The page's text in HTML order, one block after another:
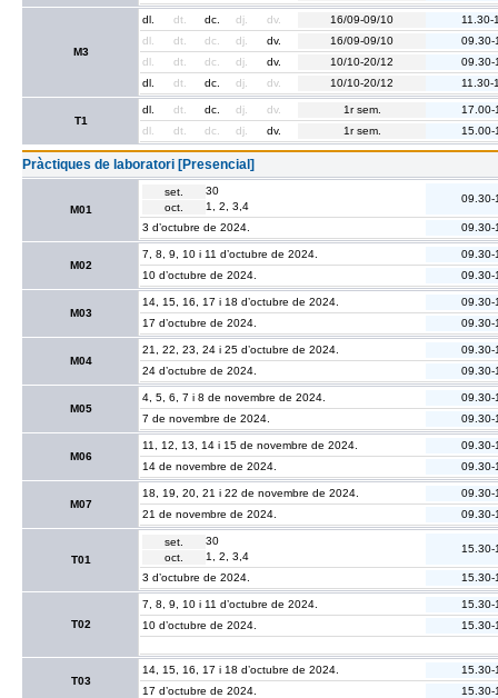
M3
dl. dt. dc. dj. dv. 16/09-09/10
11.30-
dl.
dt. dc. dj. dv. 16/09-09/10
09.30-
dl.
dt. dc. dj. dv. 10/10-20/12
09.30-
dl.
dt. dc. dj. dv. 10/10-20/12 11.30-
T1
dl. dt. dc. dj. dv. 1r sem.
17.00-
dl.
dt. dc. dj. dv. 1r sem. 15.00-
Pràctiques de laboratori [Presencial]
M01
set.
30
oct.
1, 2, 3,4
09.30-
3 d’octubre de 2024. 09.30-
M02
7, 8, 9, 10 i 11 d’octubre de 2024.
09.30-
10 d’octubre de 2024.
09.30-
M03
14, 15, 16, 17 i 18 d’octubre de 2024.
09.30-
17 d’octubre de 2024.
09.30-
M04
21, 22, 23, 24 i 25 d’octubre de 2024.
09.30-
24 d’octubre de 2024.
09.30-
M05
4, 5, 6, 7 i 8 de novembre de 2024.
09.30-
7 de novembre de 2024.
09.30-
M06
11, 12, 13, 14 i 15 de novembre de 2024.
09.30-
14 de novembre de 2024.
09.30-
M07
18, 19, 20, 21 i 22 de novembre de 2024.
09.30-
21 de novembre de 2024.
09.30-
T01
set.
30
oct.
1, 2, 3,4
15.30-
3 d’octubre de 2024. 15.30-
T02
7, 8, 9, 10 i 11 d’octubre de 2024.
15.30-
10 d’octubre de 2024.
15.30-
T03
14, 15, 16, 17 i 18 d’octubre de 2024.
15.30-
17 d’octubre de 2024.
15.30-